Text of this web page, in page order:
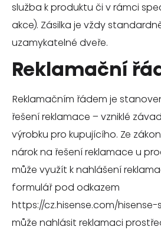
služba k produktu či v rámci
akce). Zásilka je vždy
uzamykatelné dveře.
Reklamační
Reklamačním řádem je
řešení reklamace – vzniklé
výrobku pro kupujícího. Ze
nárok na řešení reklamace u
může využít k nahlášení
formulář pod odkazem
https://cz.hisense.com/hisense-
může nahlásit reklamaci